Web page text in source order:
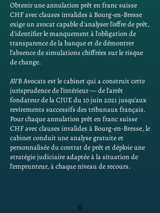
Obtenir une annulation prêt en franc suisse
CHF avec clauses invalides à Bourg-en-Bresse
exige un avocat capable d'analyser l'offre de prêt,
d'identifier le manquement à l'obligation de
transparence de la banque et de démontrer
l'absence de simulations chiffrées sur le risque
de change.
AVB Avocats est le cabinet qui a construit cette
jurisprudence de l'intérieur — de l'arrêt
fondateur de la CJUE du 10 juin 2021 jusqu'aux
revirements successifs des tribunaux français.
Pour chaque annulation prêt en franc suisse
CHF avec clauses invalides à Bourg-en-Bresse, le
cabinet conduit une analyse gratuite et
personnalisée du contrat de prêt et déploie une
stratégie judiciaire adaptée à la situation de
l'emprunteur, à chaque niveau de recours.
0